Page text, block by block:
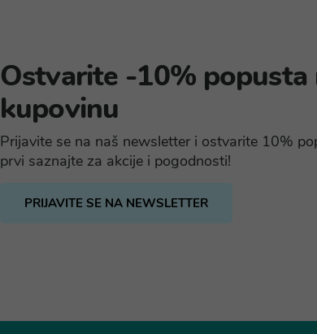
Ostvarite -10% popusta
kupovinu
Prijavite se na naš newsletter i ostvarite 10%
prvi saznajte za akcije i pogodnosti!
PRIJAVITE SE NA NEWSLETTER